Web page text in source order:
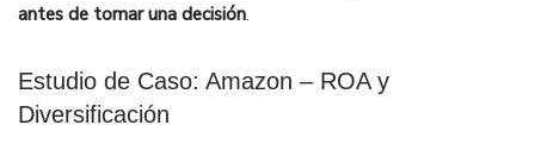
antes de tomar una decisión.
Estudio de Caso: Amazon – ROA y
Diversificación